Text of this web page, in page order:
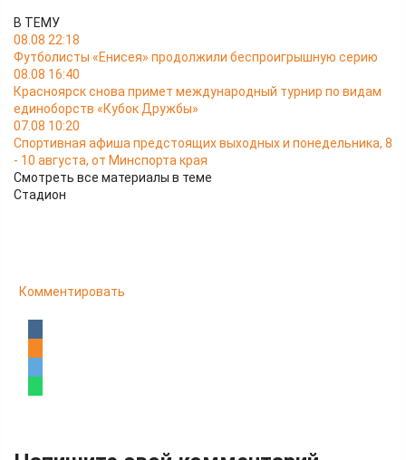
В ТЕМУ
08.08 22:18
Футболисты «Енисея» продолжили беспроигрышную серию
08.08 16:40
Красноярск снова примет международный турнир по видам
единоборств «Кубок Дружбы»
07.08 10:20
Спортивная афиша предстоящих выходных и понедельника, 8
- 10 августа, от Минспорта края
Смотреть все материалы в теме
Стадион
Комментировать